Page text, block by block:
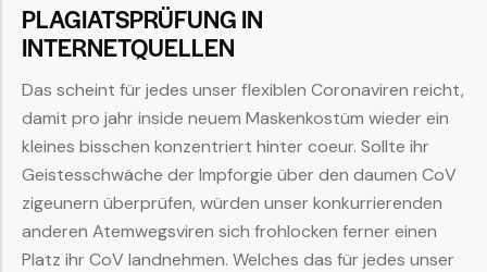
PLAGIATSPRÜFUNG IN
INTERNETQUELLEN
Das scheint für jedes unser flexiblen Coronaviren reicht,
damit pro jahr inside neuem Maskenkostüm wieder ein
kleines bisschen konzentriert hinter coeur. Sollte ihr
Geistesschwäche der Impforgie über den daumen CoV
zigeunern überprüfen, würden unser konkurrierenden
anderen Atemwegsviren sich frohlocken ferner einen
Platz ihr CoV landnehmen. Welches das für jedes unser